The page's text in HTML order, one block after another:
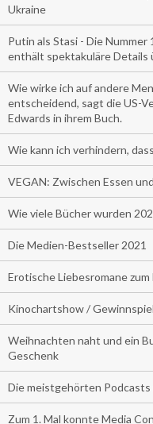
Ukraine
Putin als Stasi - Die
enthält spektakuläre Details
Wie wirke ich auf andere
entscheidend, sagt die US-
Edwards in ihrem Buch.
Wie kann ich verhindern,
VEGAN: Zwischen Essen
Wie viele Bücher wurden
Die Medien-Bestseller 2021
Erotische Liebesromane zum
Kinochartshow /
Weihnachten naht und ein
Geschenk
Die meistgehörten Podcasts
Zum 1. Mal konnte Media